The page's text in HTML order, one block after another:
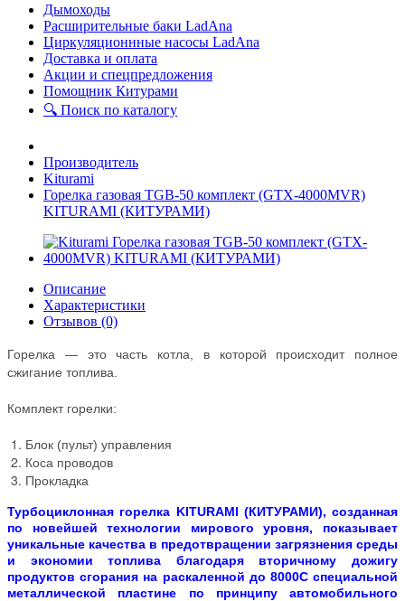
Дымоходы
Расширительные баки LadAna
Циркуляционнные насосы LadAna
Доставка и оплата
Акции и спецпредложения
Помощник Китурами
🔍 Поиск по каталогу
Производитель
Kiturami
Горелка газовая TGB-50 комплект (GTX-4000MVR)
KITURAMI (КИТУРАМИ)
Описание
Характеристики
Отзывов (0)
Горелка — это часть котла, в которой происходит полное
сжигание топлива.
Комплект горелки:
Блок (пульт) управления
Коса проводов
Прокладка
Турбоциклонная горелка KITURAMI (КИТУРАМИ), созданная
по новейшей технологии мирового уровня, показывает
уникальные качества в предотвращении загрязнения среды
и экономии топлива благодаря вторичному дожигу
продуктов сгорания на раскаленной до 8000С специальной
металлической пластине по принципу автомобильного